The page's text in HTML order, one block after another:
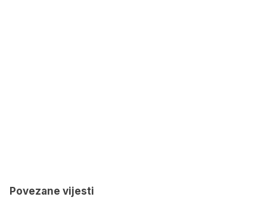
Povezane vijesti